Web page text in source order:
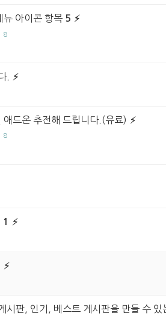
뉴 아이콘 항목 5
8
.
애드온 추전해 드립니다.(유료)
8
1
시판, 인기, 베스트 게시판을 만들 수